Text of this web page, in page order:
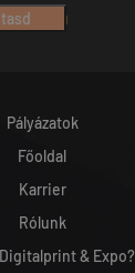
Pályázatok
Főoldal
Karrier
Rólunk
& Expo?